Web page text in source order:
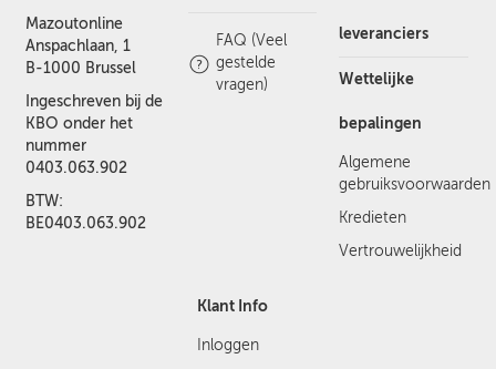
Mazoutonline
Anspachlaan, 1
B-1000 Brussel
Ingeschreven bij de
KBO onder het
nummer
0403.063.902
BTW:
BE0403.063.902
FAQ (Veel
gestelde
vragen)
leveranciers
Wettelijke
bepalingen
Algemene
gebruiksvoorwaarden
Kredieten
Vertrouwelijkheid
Klant Info
Inloggen